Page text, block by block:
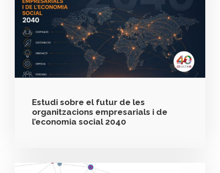
Estudi sobre el futur de les
organitzacions empresarials i de
l’economia social 2040